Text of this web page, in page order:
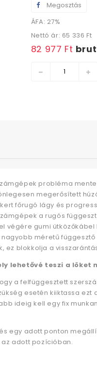
Megosztás
ÁFA: 27%
Nettó ár: 65 336 Ft‎
82 977 Ft‎
probléma
megerősített
főrugó lágy és
a rugós
gumi
méretű
ez blokkolja a
lehetővé teszi a
a felfüggesztett
esetén kiiktassa ezt
ideig kell egy fix
egy adott ponton
adott pozícióban.